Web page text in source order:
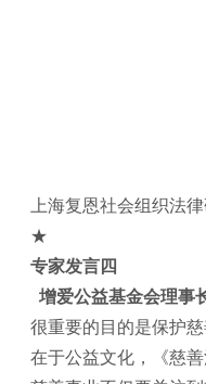
上海复恩社会组织法
★
专家发言四
增爱公益基金会理事
很重要的目的是保护
在于公益文化，《慈